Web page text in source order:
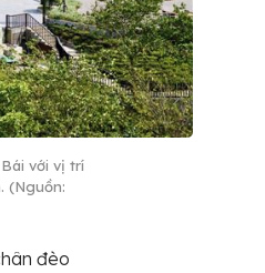
với vị trí
(Nguồn:
đèo